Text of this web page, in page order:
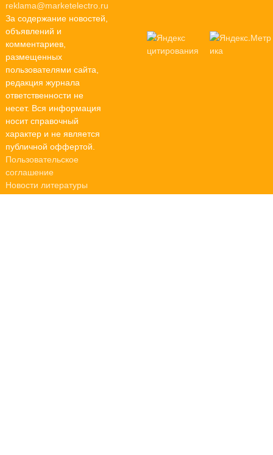
reklama@marketelectro.ru
За содержание новостей,
объявлений и
комментариев,
размещенных
пользователями сайта,
редакция журнала
ответственности не
несет. Вся информация
носит справочный
характер и не является
публичной оффертой.
Пользовательское
соглашение
Новости литературы